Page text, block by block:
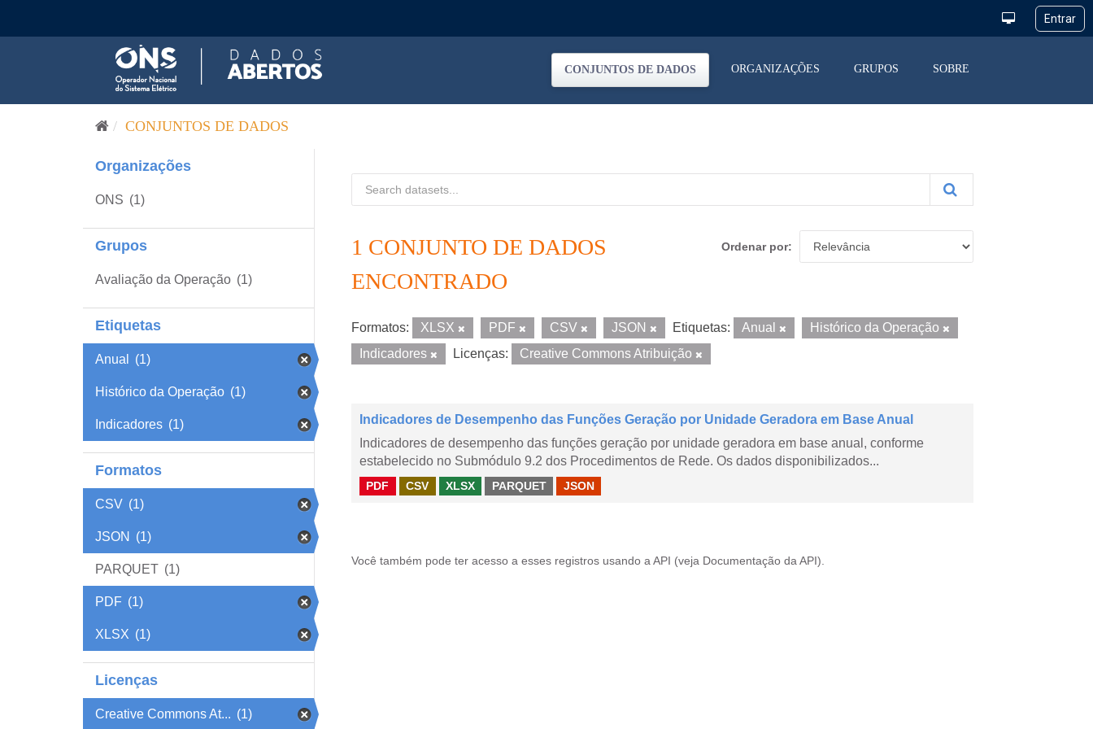
CONJUNTOS DE DADOS ORGANIZAÇÕES GRUPOS SOBRE
CONJUNTOS DE DADOS
Organizações
ONS (1)
Grupos
Avaliação da Operação (1)
Etiquetas
Anual (1)
Histórico da Operação (1)
Indicadores (1)
Formatos
CSV (1)
JSON (1)
PARQUET (1)
PDF (1)
XLSX (1)
Licenças
Creative Commons At... (1)
Ordenar por
1 CONJUNTO DE DADOS
ENCONTRADO
Formatos: XLSX PDF CSV JSON Etiquetas: Anual
Histórico da Operação
Indicadores
Licenças: Creative Commons Atribuição
Indicadores de Desempenho das Funções Geração por Unidade Geradora em Base Anual
Indicadores de desempenho das funções geração por unidade geradora em base anual, conforme
estabelecido no Submódulo 9.2 dos Procedimentos de Rede. Os dados disponibilizados...
PDF CSV XLSX PARQUET JSON
Você também pode ter acesso a esses registros usando a API (veja Documentação da API ).